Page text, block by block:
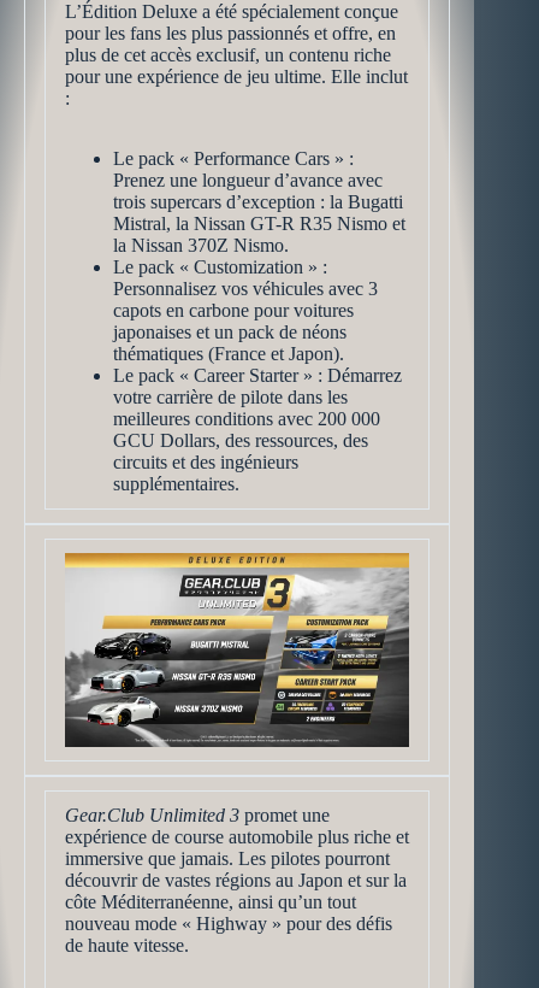
L’Édition Deluxe a été spécialement conçue
pour les fans les plus passionnés et offre, en
plus de cet accès exclusif, un contenu riche
pour une expérience de jeu ultime. Elle inclut
:
Le pack « Performance Cars » :
Prenez une longueur d’avance avec
trois supercars d’exception : la Bugatti
Mistral, la Nissan GT-R R35 Nismo et
la Nissan 370Z Nismo.
Le pack « Customization » :
Personnalisez vos véhicules avec 3
capots en carbone pour voitures
japonaises et un pack de néons
thématiques (France et Japon).
Le pack « Career Starter » : Démarrez
votre carrière de pilote dans les
meilleures conditions avec 200 000
GCU Dollars, des ressources, des
circuits et des ingénieurs
supplémentaires.
Gear.Club Unlimited 3 promet une
expérience de course automobile plus riche et
immersive que jamais. Les pilotes pourront
découvrir de vastes régions au Japon et sur la
côte Méditerranéenne, ainsi qu’un tout
nouveau mode « Highway » pour des défis
de haute vitesse.